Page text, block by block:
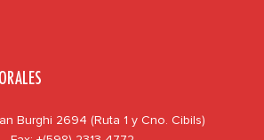
Burghi 2694 (Ruta 1 y Cno. Cibils)